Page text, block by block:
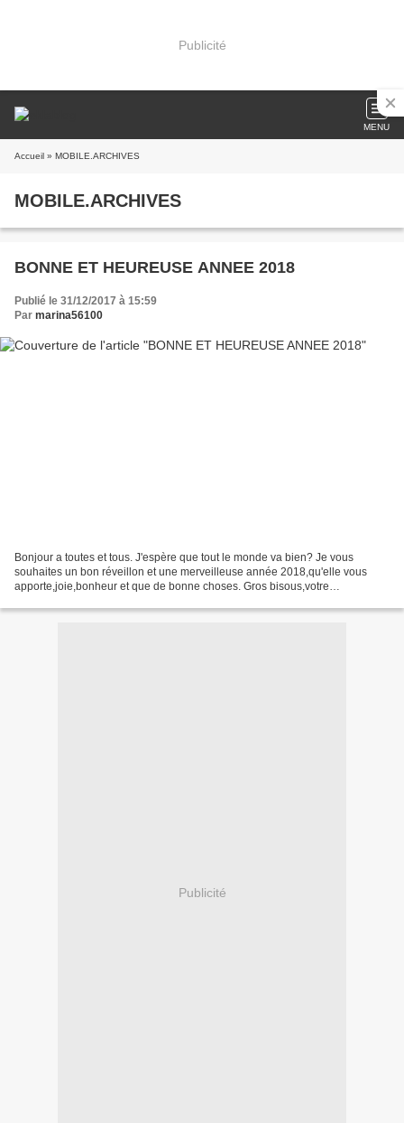
Publicité
MENU
Accueil » MOBILE.ARCHIVES
MOBILE.ARCHIVES
BONNE ET HEUREUSE ANNEE 2018
Publié le 31/12/2017 à 15:59
Par marina56100
Bonjour a toutes et tous. J'espère que tout le monde va bien? Je vous
souhaites un bon réveillon et une merveilleuse année 2018,qu'elle vous
apporte,joie,bonheur et que de bonne choses. Gros bisous,votre
Publicité